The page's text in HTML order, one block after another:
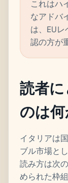
これはハ
なアドバ
は、EU
認の方が
読者
のは
イタリアは
ブル市場と
読み方は次
められた枠